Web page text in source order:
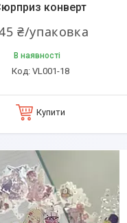
конверт
₴/упаковка
В наявності
VL001-18
Купити